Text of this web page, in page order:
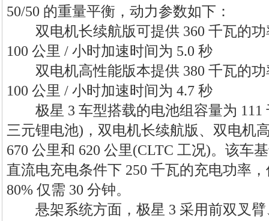
50/50 的重量平衡，动力参数如下：
双电机长续航版可提供 360 千瓦的功
100 公里 / 小时加速时间为 5.0 秒
双电机高性能版本提供 380 千瓦的功
100 公里 / 小时加速时间为 4.7 秒
极星 3 车型搭载的电池组容量为 111
三元锂电池)，双电机长续航版、双电机
670 公里和 620 公里(CLTC 工况)。该车
直流电充电条件下 250 千瓦的充电功率
80% 仅需 30 分钟。
悬架系统方面，极星 3 采用前双叉臂